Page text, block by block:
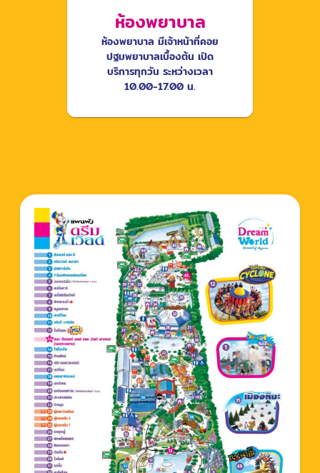
ห้องพยาบาล
ห้องพยาบาล มีเจ้าหน้าที่คอย
ปฐมพยาบาลเบื้องต้น เปิด
บริการทุกวัน ระหว่างเวลา
10.00-17.00 น.